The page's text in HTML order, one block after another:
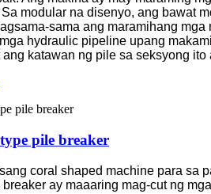
modular na disenyo, ang bawat
sama ang maramihang
hydraulic pipeline upang
katawan ng pile sa seksyong ito
pile breaker
coral shaped machine para sa
ay maaaring mag-cut ng